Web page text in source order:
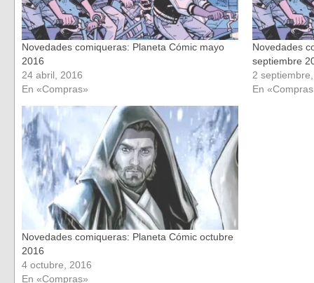
Novedades comiqueras: Planeta Cómic mayo
2016
24 abril, 2016
En «Compras»
Novedades
septiembre
2
En
Novedades comiqueras: Planeta Cómic octubre
2016
4 octubre, 2016
En «Compras»